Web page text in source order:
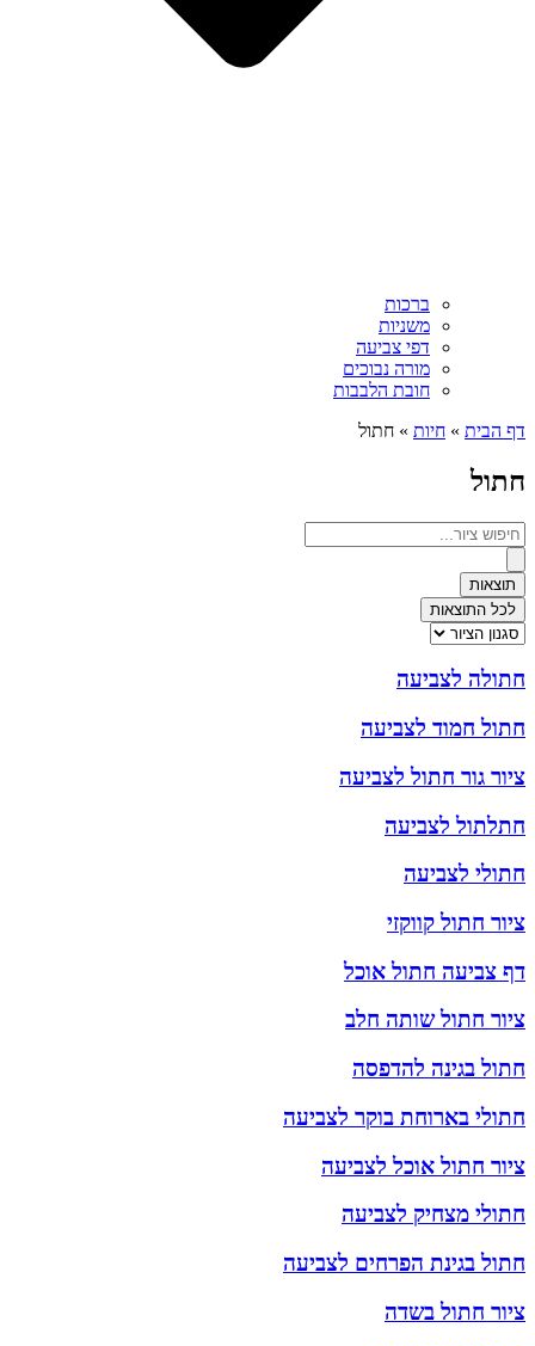
ברכות
משניות
דפי צביעה
מורה נבוכים
חובת הלבבות
דף הבית » חיות » חתול
חתול
Search
...
תוצאות
לכל התוצאות
חתולה לצביעה
חתול חמוד לצביעה
ציור גור חתול לצביעה
חתלתול לצביעה
חתולי לצביעה
ציור חתול קווקזי
דף צביעה חתול אוכל
ציור חתול שותה חלב
חתול בגינה להדפסה
חתולי בארוחת בוקר לצביעה
ציור חתול אוכל לצביעה
חתולי מצחיק לצביעה
חתול בגינת הפרחים לצביעה
ציור חתול בשדה